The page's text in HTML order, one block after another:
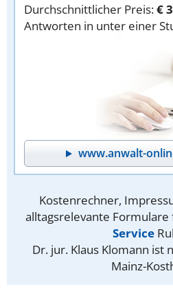
Durchschnittlicher Preis:€
Antworten in unter einer
www.anwalt-
Kostenrechner,
alltagsrelevante
Service
Dr. jur. Klaus Klomann ist
Mainz-